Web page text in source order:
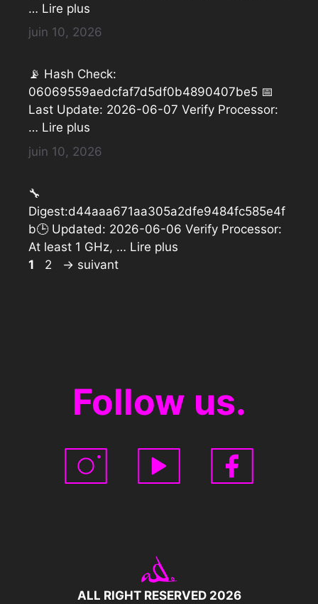
… Lire plus
juin 10, 2026
📡 Hash Check:
06069559aedcfaf7d5df0b4890407be5 📅
Last Update: 2026-06-07 Verify Processor:
… Lire plus
juin 10, 2026
🔧
Digest:d44aaa671aa305a2dfe9484fc585e4f
b🕒 Updated: 2026-06-06 Verify Processor:
At least 1 GHz, … Lire plus
Page
1 Page
2 → suivant
Follow us.
ALL RIGHT RESERVED 2026